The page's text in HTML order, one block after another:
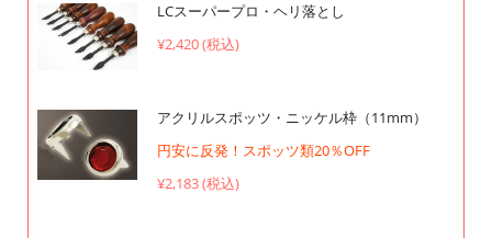
LCスーパープロ・ヘリ落とし
¥2,420 (税込)
アクリルスポッツ・ニッケル枠（11mm）
円安に反発！スポッツ類20％OFF
¥2,183 (税込)